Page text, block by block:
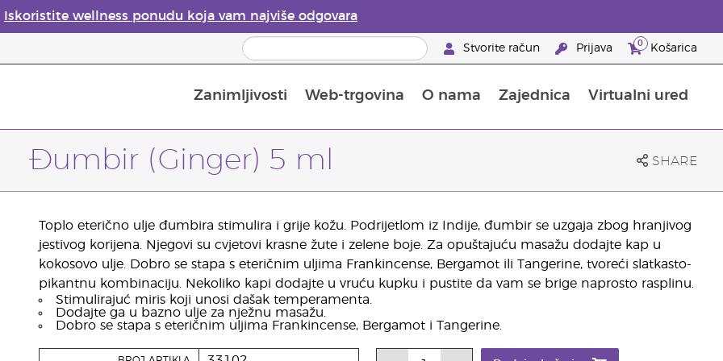
Iskoristite wellness ponudu koja vam najviše odgovara
Stvorite račun Prijava 0 Košarica
Zanimljivosti Web-trgovina O nama Zajednica Virtualni ured
Đumbir (Ginger) 5 ml SHARE
Toplo eterično ulje đumbira stimulira i grije kožu. Podrijetlom iz Indije, đumbir se uzgaja zbog hranjivog
jestivog korijena. Njegovi su cvjetovi krasne žute i zelene boje. Za opuštajuću masažu dodajte kap u
kokosovo ulje. Dobro se stapa s eteričnim uljima Frankincense, Bergamot ili Tangerine, tvoreći slatkasto-
pikantnu kombinaciju. Nekoliko kapi dodajte u vruću kupku i pustite da vam se brige naprosto rasplinu.
Stimulirajuć miris koji unosi dašak temperamenta.
Dodajte ga u bazno ulje za nježnu masažu.
Dobro se stapa s eteričnim uljima Frankincense, Bergamot i Tangerine.